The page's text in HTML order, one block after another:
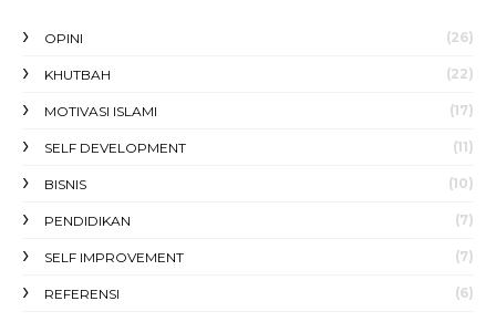
OPINI (26)
KHUTBAH (22)
MOTIVASI ISLAMI (17)
SELF DEVELOPMENT (11)
BISNIS (10)
PENDIDIKAN (7)
SELF IMPROVEMENT (7)
REFERENSI (6)